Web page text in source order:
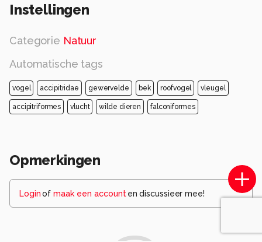
Instellingen
Categorie Natuur
Automatische tags
vogel accipitridae gewervelde bek roofvogel vleugel
accipitriformes vlucht wilde dieren falconiformes
Opmerkingen
Loginof maak een account en discussieer mee!